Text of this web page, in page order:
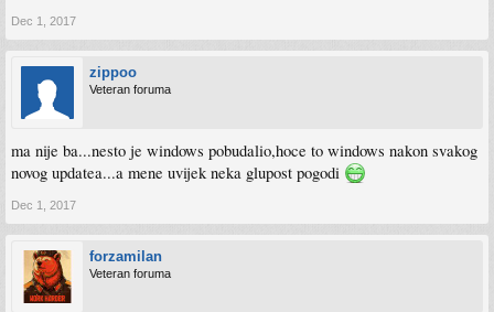
Dec 1, 2017
zippoo
Veteran foruma
ma nije ba...nesto je windows pobudalio,hoce to windows nakon svakog
novog updatea...a mene uvijek neka glupost pogodi
Dec 1, 2017
forzamilan
Veteran foruma